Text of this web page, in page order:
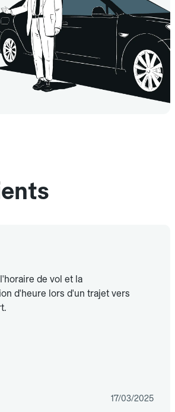
de vol et la
d'heure lors d'un trajet vers
17/03/2025